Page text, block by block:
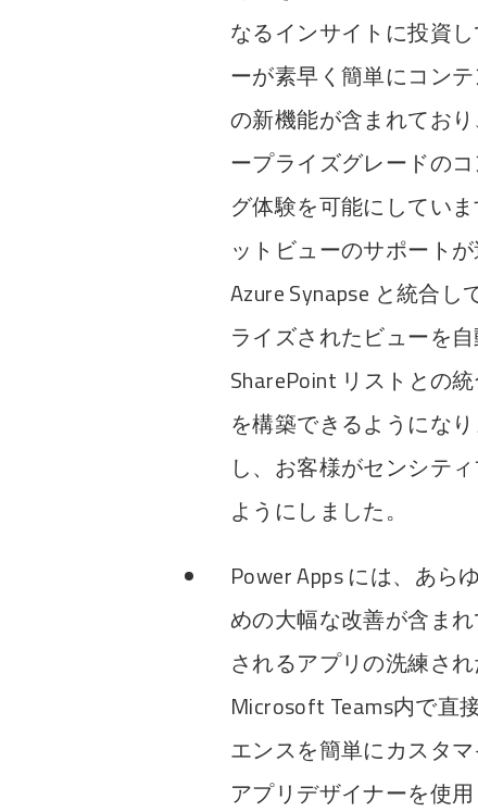
なるインサイトに投資
ーが素早く簡単にコン
の新機能が含まれてお
ープライズグレードの
グ体験を可能にしてい
ットビューのサポートが
Azure Synapse と統合
ライズされたビューを
SharePoint リストとの
を構築できるようにな
し、お客様がセンシテ
ようにしました。
Power Apps には、あら
めの大幅な改善が含ま
されるアプリの洗練さ
Microsoft Teams内で直
エンスを簡単にカスタ
アプリデザイナーを使